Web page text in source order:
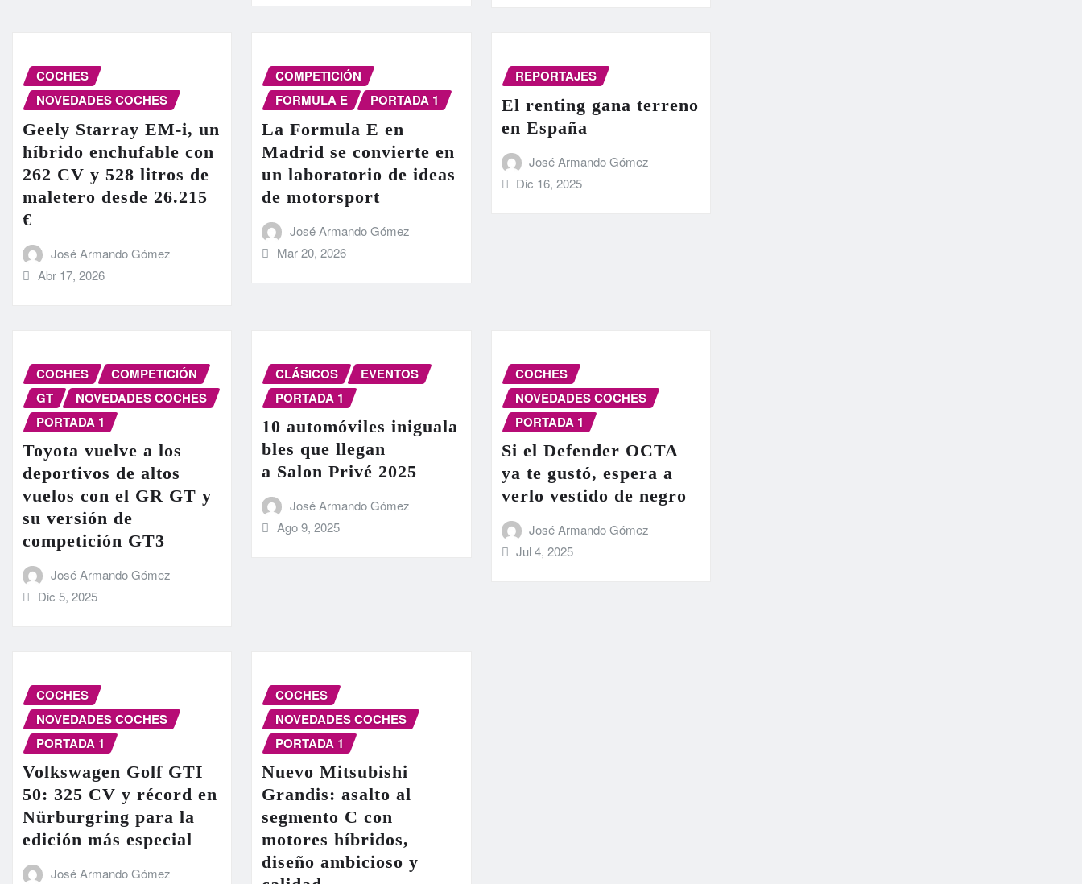
COCHES
NOVEDADES COCHES
Geely Starray EM-i, un
híbrido enchufable con
262 CV y 528 litros de
maletero desde 26.215
€
José Armando Gómez
Abr 17, 2026
COMPETICIÓN
FORMULA E
PORTADA 1
La Formula E en
Madrid se convierte en
un laboratorio de ideas
de motorsport
José Armando Gómez
Mar 20, 2026
REPORTAJES
El renting gana terreno
en España
José Armando Gómez
Dic 16, 2025
COCHES
COMPETICIÓN
GT
NOVEDADES COCHES
PORTADA 1
Toyota vuelve a los
deportivos de altos
vuelos con el GR GT y
su versión de
competición GT3
José Armando Gómez
Dic 5, 2025
CLÁSICOS
EVENTOS
PORTADA 1
10 automóviles iniguala
bles que llegan
a Salon Privé 2025
José Armando Gómez
Ago 9, 2025
COCHES
NOVEDADES COCHES
PORTADA 1
Si el Defender OCTA
ya te gustó, espera a
verlo vestido de negro
José Armando Gómez
Jul 4, 2025
COCHES
NOVEDADES COCHES
PORTADA 1
Volkswagen Golf GTI
50: 325 CV y récord en
Nürburgring para la
edición más especial
José Armando Gómez
COCHES
NOVEDADES COCHES
PORTADA 1
Nuevo Mitsubishi
Grandis: asalto al
segmento C con
motores híbridos,
diseño ambicioso y